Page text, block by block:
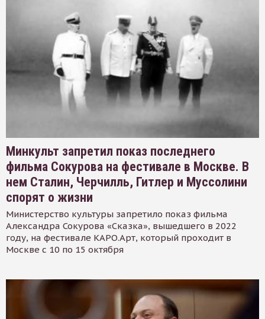
Минкульт запретил показ последнего
фильма Сокурова на фестивале в Москве. В
нем Сталин, Черчилль, Гитлер и Муссолини
спорят о жизни
Министерство культуры запретило показ фильма
Александра Сокурова «Сказка», вышедшего в 2022
году, на фестивале КАРО.Арт, который проходит в
Москве с 10 по 15 октября